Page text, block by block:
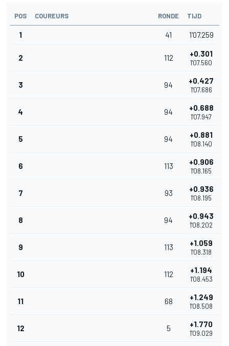
POS COUREURS RONDE TIJD
1 41 1'07.259
2 112 +0.301
1'07.560
3 94 +0.427
1'07.686
4 94 +0.688
1'07.947
5 94 +0.881
1'08.140
6 113 +0.906
1'08.165
7 93 +0.936
1'08.195
8 94 +0.943
1'08.202
9 113 +1.059
1'08.318
10 112 +1.194
1'08.453
11 68 +1.249
1'08.508
12 5 +1.770
1'09.029